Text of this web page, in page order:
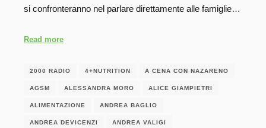
si confronteranno nel parlare direttamente alle famiglie…
Read more
2000 RADIO 4+NUTRITION A CENA CON NAZARENO
AGSM ALESSANDRA MORO ALICE GIAMPIETRI
ALIMENTAZIONE ANDREA BAGLIO
ANDREA DEVICENZI ANDREA VALIGI